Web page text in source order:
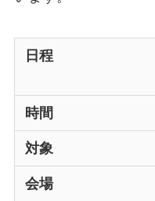
日程
時間
対象
会場